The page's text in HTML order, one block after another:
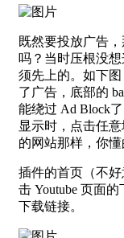
既然要投放广告
吗？当时压根没
须先上的。如下
了广告，底部的
能绕过 Ad Block
显示时，点击任
的网站那样，你懂
插件的首页（不
击 Youtube 页面
下载链接。